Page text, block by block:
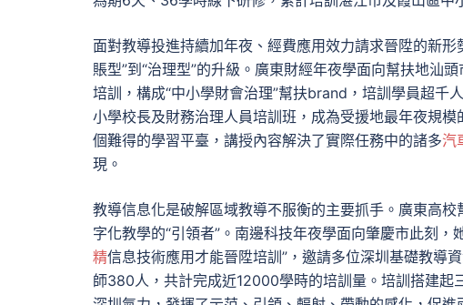
面對教導投進持續加年夜、經費應用效力請求晉陞的新形
賬型”到“治理型”的升級。廣東財經年夜學面向幫扶地汕
培訓，構成“中小學財會治理”幫扶brand，培訓學員超千
小學校長及財務治理人員培訓班，成為受援地最年夜規
個難得的學習平臺，講授內容解決了實際任務中的諸多汽
現。
教導信息化是破解區域教導不服衡的主要抓手。廣東高
字化教學的“引領者”。南邊科技年夜學面向肇慶市此刻
精信息技術應用才能晉陞培訓”，邀請多位深圳基礎教導
師380人，共計完成近12000學時的培訓量。培訓搭建